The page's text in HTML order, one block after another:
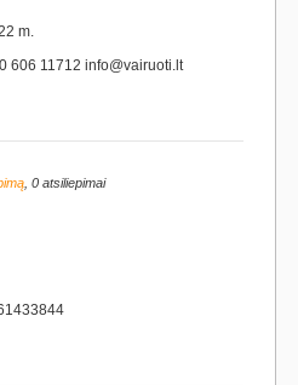
m.
606 11712 info@vairuoti.lt
, 0 atsiliepimai